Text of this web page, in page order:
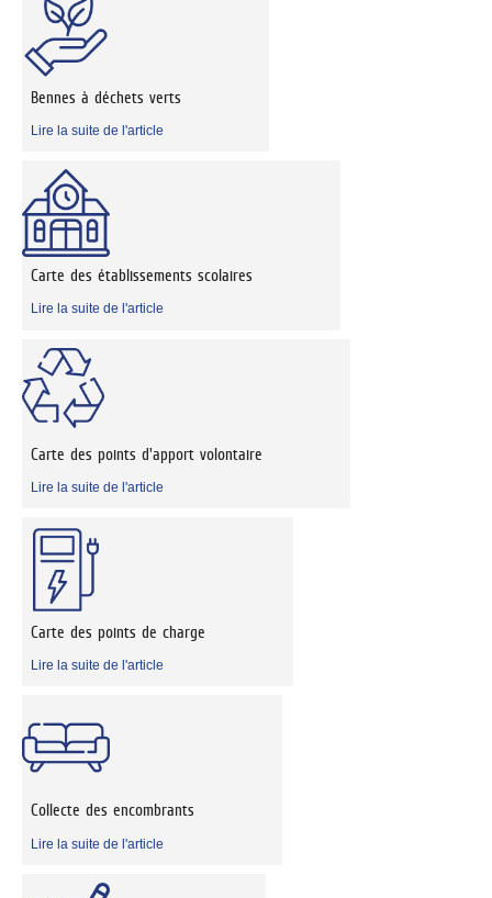
Bennes à déchets verts
Lire la suite de l'article
Carte des établissements scolaires
Lire la suite de l'article
Carte des points d'apport volontaire
Lire la suite de l'article
Carte des points de charge
Lire la suite de l'article
Collecte des encombrants
Lire la suite de l'article